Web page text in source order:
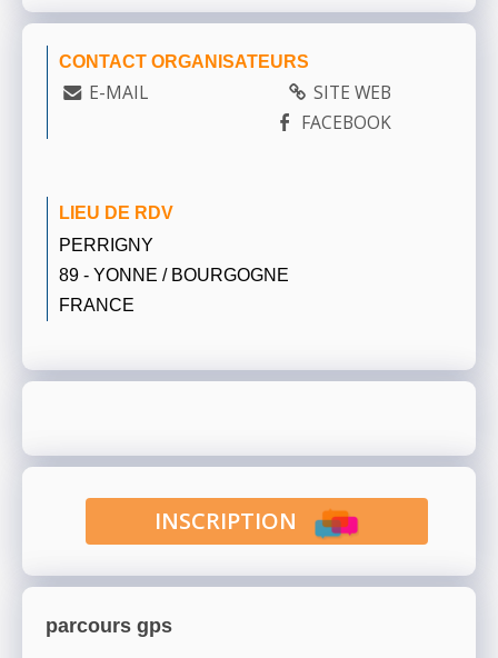
CONTACT ORGANISATEURS
E-MAIL
SITE WEB
FACEBOOK
LIEU DE RDV
PERRIGNY
89 - YONNE / BOURGOGNE
FRANCE
INSCRIPTION
parcours gps